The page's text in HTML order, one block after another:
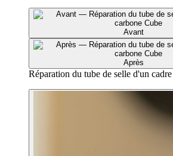
Avant
Après
Réparation du tube de selle d'un